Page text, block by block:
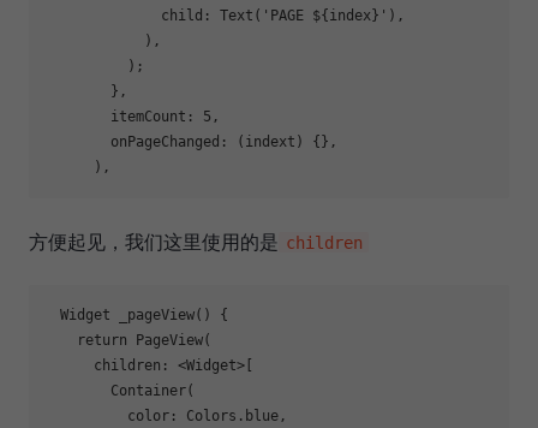
              child: Text(
'PAGE ${index}' ),
            ),
          );
        },
        itemCount:
5 ,
        onPageChanged: (indext) {},
方便起见，我们这里使用的是 children
Widget _pageView()
{
return PageView(
      children: <Widget>[
        Container(
          color: Colors.blue,